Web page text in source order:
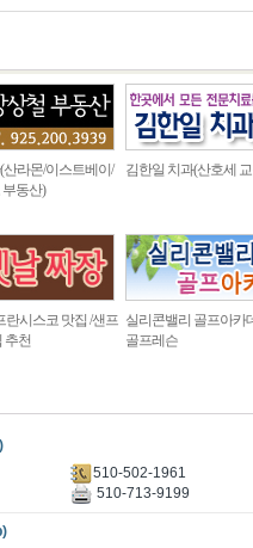
라몬/이스트베이/
동산)
김한일 치과(산호세
란시스코 맛집 /샌프
추천
실리콘밸리 골프아카
골프레슨
510-502-1961
510-713-9199